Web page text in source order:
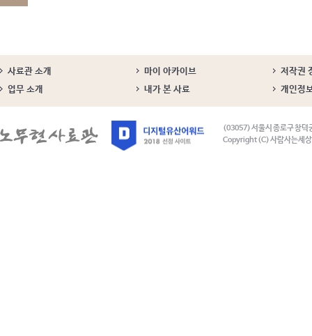
사료관 소개 마이 아카이브
저작권
업무 소개
내가 본 사료 개인정
(03057) 서울시 종로구 창덕
Copyright (C) 사람사는세